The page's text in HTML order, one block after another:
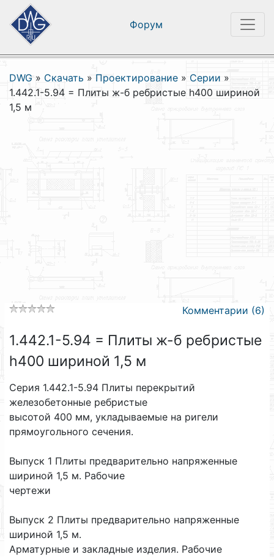
Форум
DWG » Скачать » Проектирование » Серии »
1.442.1-5.94 = Плиты ж-б ребристые h400 шириной
1,5 м
Комментарии (6)
1.442.1-5.94 = Плиты ж-б ребристые
h400 шириной 1,5 м
Серия 1.442.1-5.94 Плиты перекрытий
железобетонные ребристые
высотой 400 мм, укладываемые на ригели
прямоугольного сечения.
Выпуск 1 Плиты предварительно напряженные
шириной 1,5 м. Рабочие
чертежи
Выпуск 2 Плиты предварительно напряженные
шириной 1,5 м.
Арматурные и закладные изделия. Рабочие